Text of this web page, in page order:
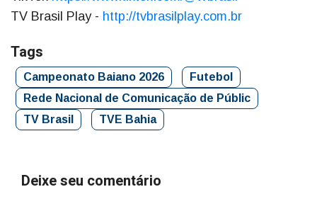
TV Brasil Play - http://tvbrasilplay.com.br
Tags
Campeonato Baiano 2026
Futebol
Rede Nacional de Comunicação de Públic
TV Brasil
TVE Bahia
Deixe seu comentário